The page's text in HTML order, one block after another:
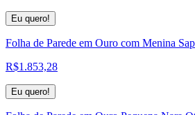
Eu quero!
Folha de Parede em Ouro com Menina
R$1.853,28
Eu quero!